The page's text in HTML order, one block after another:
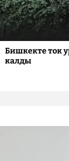
Бишкекте ток
калды